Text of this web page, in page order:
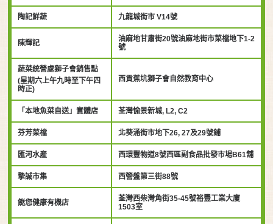
陶記鮮蔬 九龍城街市 V14號
陳輝記
油麻地甘肅街20號油麻地街市菜檔地下1-2
號
蔬菜統營處獅子會銷售點
(星期六上午九時至下午四
時正)
西貢蕉坑獅子會自然教育中心
「本地魚菜自送」實體店 荃灣愉景新城, L2, C2
芬芳菜檔 北葵涌街市地下26, 27及29號鋪
匯河水產 西環豐物道8號西區副食品批發市場B61舖
摯誠市集 西營盤第三街88號
餸您健康有機店
荃灣西柴灣角街35-45號裕豐工業大廈
1503室